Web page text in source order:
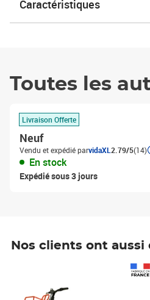
Caractéristiques
Toutes les
Livraison Offerte
Neuf
Vendu et expédié parvidaXL 2.79/5(14)
En stock
Expédié sous 3 jours
Nos clients ont aussi